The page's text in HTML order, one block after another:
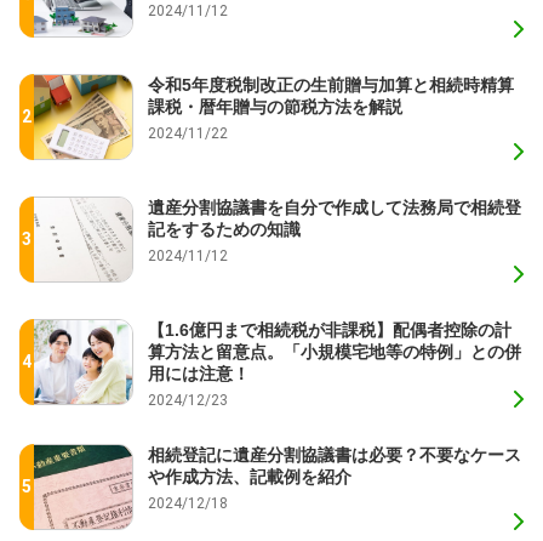
2024/11/12
令和5年度税制改正の生前贈与加算と相続時精算
課税・暦年贈与の節税方法を解説
2024/11/22
遺産分割協議書を自分で作成して法務局で相続登
記をするための知識
2024/11/12
【1.6億円まで相続税が非課税】配偶者控除の計
算方法と留意点。「小規模宅地等の特例」との併
用には注意！
2024/12/23
相続登記に遺産分割協議書は必要？不要なケース
や作成方法、記載例を紹介
2024/12/18